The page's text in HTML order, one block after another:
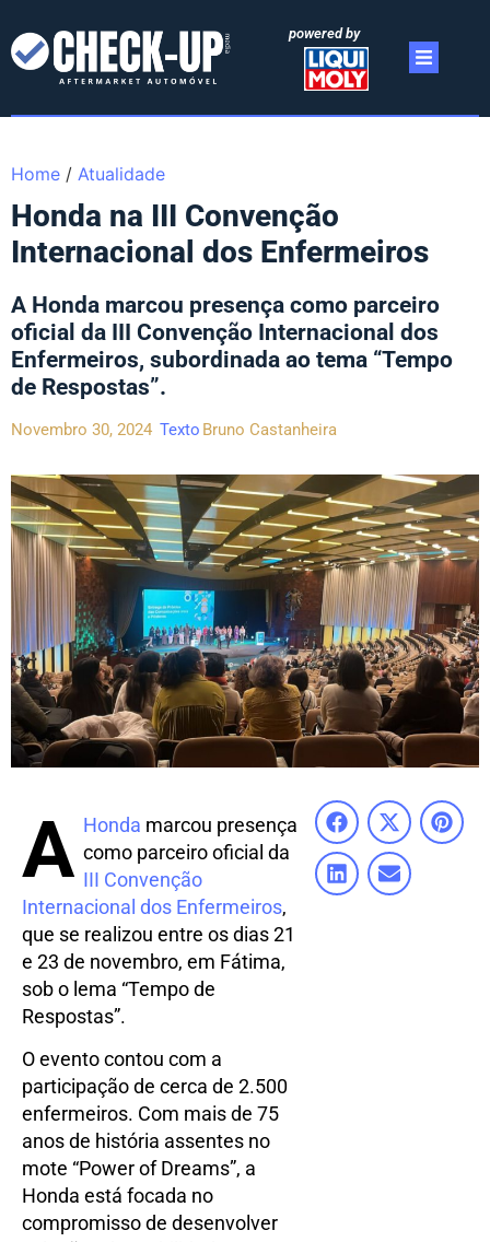
powered by
Home / Atualidade
Honda na III Convenção
Internacional dos Enfermeiros
A Honda marcou presença como parceiro
oficial da III Convenção Internacional dos
Enfermeiros, subordinada ao tema “Tempo
de Respostas”.
Novembro 30, 2024 Texto Bruno Castanheira
A Honda marcou presença
como parceiro oficial da
III Convenção
Internacional dos Enfermeiros,
que se realizou entre os dias 21
e 23 de novembro, em Fátima,
sob o lema “Tempo de
Respostas”.
O evento contou com a
participação de cerca de 2.500
enfermeiros. Com mais de 75
anos de história assentes no
mote “Power of Dreams”, a
Honda está focada no
compromisso de desenvolver